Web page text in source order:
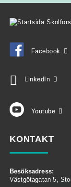
Facebook
LinkedIn
Youtube
KONTAKT
Besöksadress:
Västgötagatan 5,